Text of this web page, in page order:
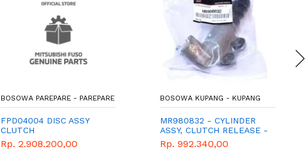
BOSOWA PAREPARE - PAREPARE
FPD04004 DISC ASSY
CLUTCH
Rp. 2.908.200,00
BOSOWA KUPANG - KUPANG
MR980832 - CYLINDER
ASSY, CLUTCH RELEASE -
MASTER KOPLING BAWAH
TRITON PAJREO KB4 KB7
Rp. 992.340,00